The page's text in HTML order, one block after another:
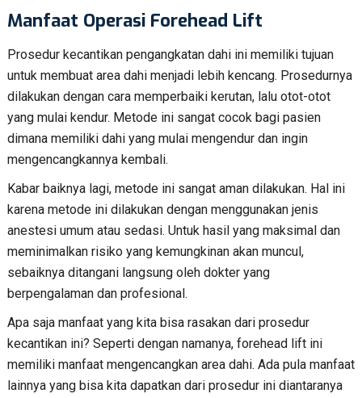
Manfaat Operasi Forehead Lift
Prosedur kecantikan pengangkatan dahi ini memiliki tujuan
untuk membuat area dahi menjadi lebih kencang. Prosedurnya
dilakukan dengan cara memperbaiki kerutan, lalu otot-otot
yang mulai kendur. Metode ini sangat cocok bagi pasien
dimana memiliki dahi yang mulai mengendur dan ingin
mengencangkannya kembali.
Kabar baiknya lagi, metode ini sangat aman dilakukan. Hal ini
karena metode ini dilakukan dengan menggunakan jenis
anestesi umum atau sedasi. Untuk hasil yang maksimal dan
meminimalkan risiko yang kemungkinan akan muncul,
sebaiknya ditangani langsung oleh dokter yang
berpengalaman dan profesional.
Apa saja manfaat yang kita bisa rasakan dari prosedur
kecantikan ini? Seperti dengan namanya, forehead lift ini
memiliki manfaat mengencangkan area dahi. Ada pula manfaat
lainnya yang bisa kita dapatkan dari prosedur ini diantaranya